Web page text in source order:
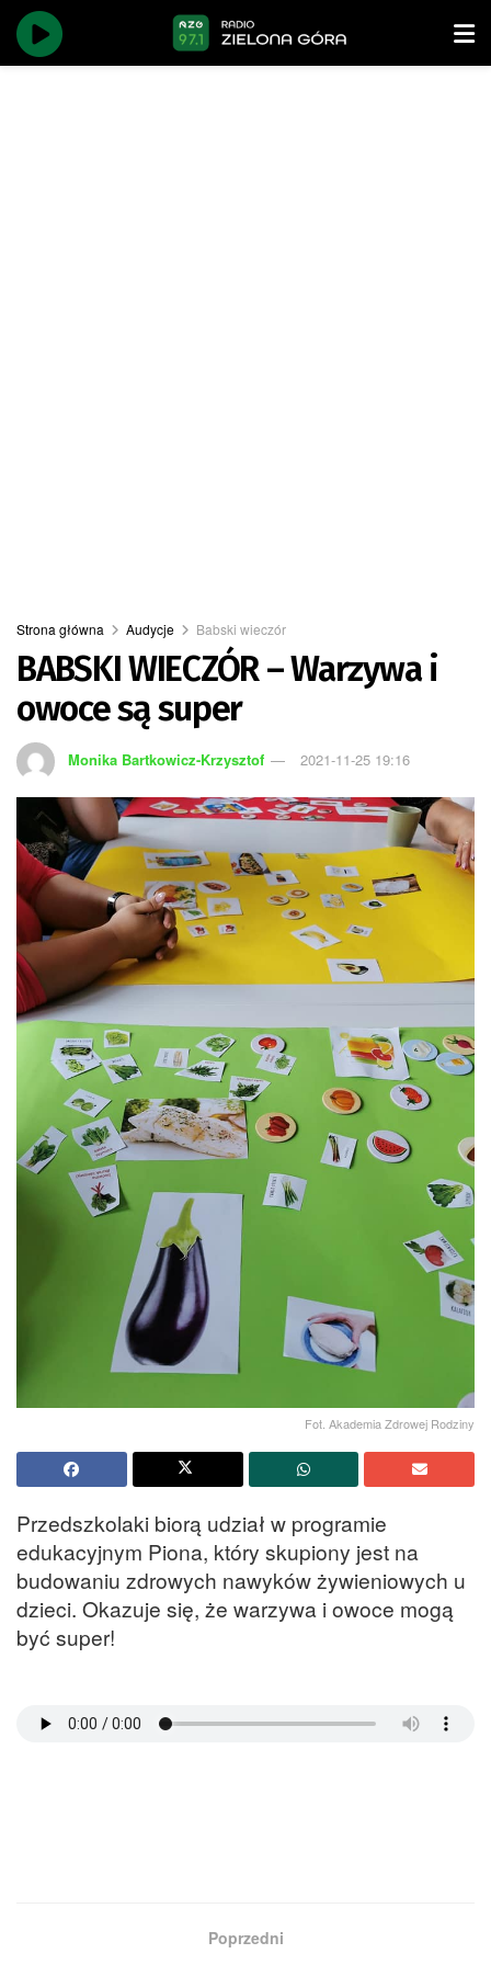
Strona główna Audycje Babski wieczór
BABSKI WIECZÓR – Warzywa i
owoce są super
Monika Bartkowicz-Krzysztof 2021-11-25 19:16
Fot. Akademia Zdrowej Rodziny
Przedszkolaki biorą udział w programie
edukacyjnym Piona, który skupiony jest na
budowaniu zdrowych nawyków żywieniowych u
dzieci. Okazuje się, że warzywa i owoce mogą
być super!
Poprzedni